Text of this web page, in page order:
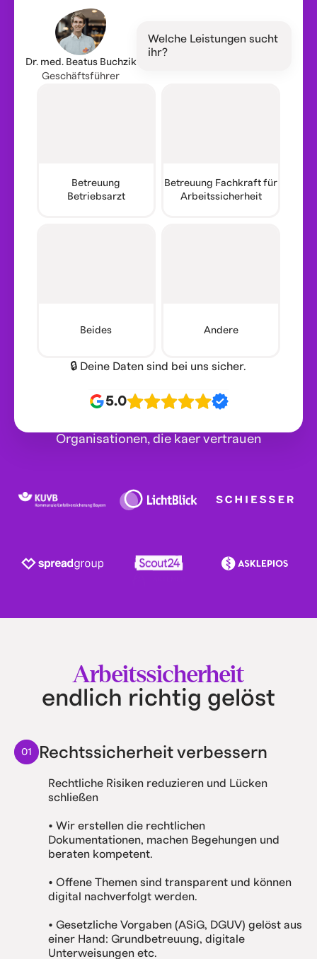
Dr. med. Beatus Buchzik
Geschäftsführer
Welche Leistungen sucht
ihr?
Betreuung
Betriebsarzt
Betreuung Fachkraft für
Arbeitssicherheit
Beides Andere
🔒 Deine Daten sind bei uns sicher.
5.0
Organisationen, die kaer vertrauen
Arbeitssicherheit
endlich richtig gelöst
01 Rechtssicherheit verbessern
Rechtliche Risiken reduzieren und Lücken
schließen
• Wir erstellen die rechtlichen
Dokumentationen, machen Begehungen und
beraten kompetent.
• Offene Themen sind transparent und können
digital nachverfolgt werden.
• Gesetzliche Vorgaben (ASiG, DGUV) gelöst aus
einer Hand: Grundbetreuung, digitale
Unterweisungen etc.